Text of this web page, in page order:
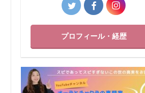
プロフィール・経歴